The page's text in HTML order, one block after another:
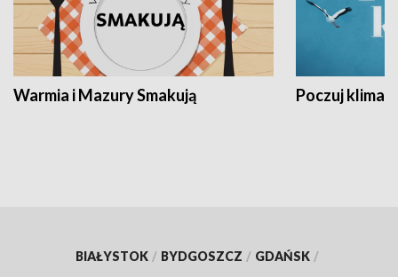
Warmia i Mazury Smakują Poczuj klimat
BIAŁYSTOK / BYDGOSZCZ / GDAŃSK /